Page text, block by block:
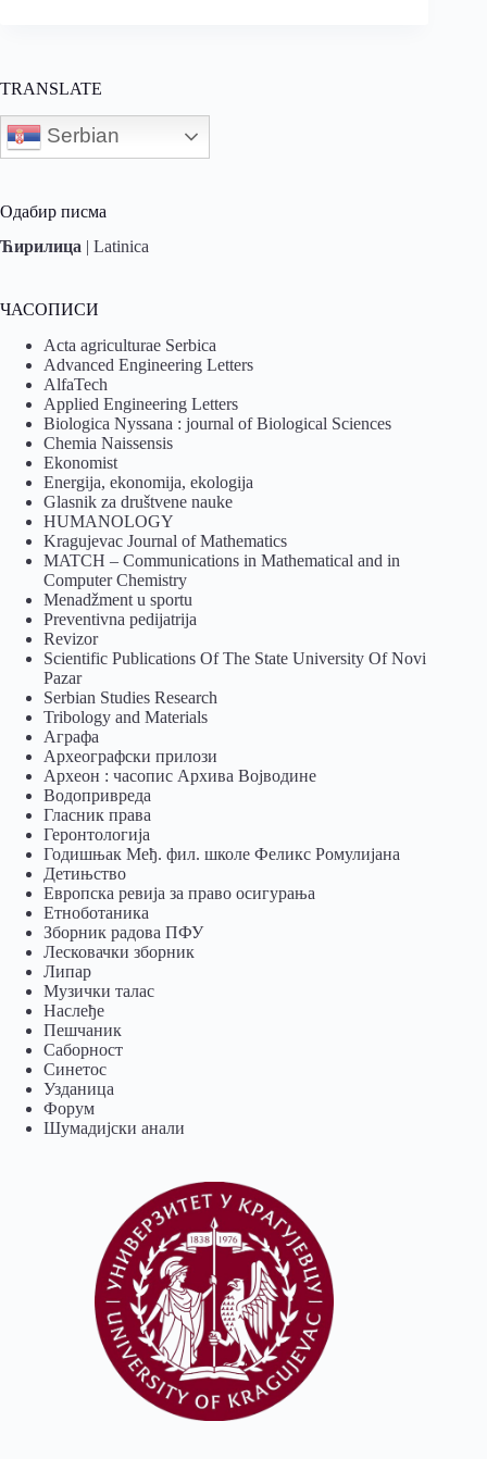
TRANSLATE
Serbian
Одабир писма
Ћирилица | Latinica
ЧАСОПИСИ
Acta agriculturae Serbica
Advanced Engineering Letters
AlfaTech
Applied Engineering Letters
Biologica Nyssana : journal of Biological Sciences
Chemia Naissensis
Ekonomist
Energija, ekonomija, ekologija
Glasnik za društvene nauke
HUMANOLOGY
Kragujevac Journal of Mathematics
MATCH – Communications in Mathematical and in
Computer Chemistry
Menadžment u sportu
Preventivna pedijatrija
Revizor
Scientific Publications Of The State University Of Novi
Pazar
Serbian Studies Research
Tribology and Materials
Аграфа
Археографски прилози
Археон : часопис Архива Војводине
Водопривреда
Гласник права
Геронтологија
Годишњак Међ. фил. школе Феликс Ромулијана
Детињство
Европска ревија за право осигурања
Eтноботаника
Зборник радова ПФУ
Лесковачки зборник
Липар
Музички талас
Наслеђе
Пешчаник
Саборност
Синетос
Узданица
Форум
Шумадијски анали